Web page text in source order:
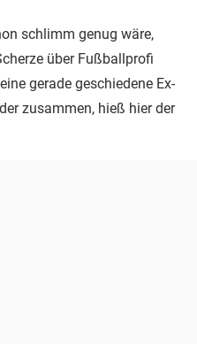
schlimm genug wäre,
über Fußballprofi
gerade geschiedene Ex-
zusammen, hieß hier der